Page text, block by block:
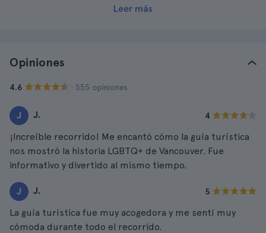
Leer más
Opiniones
4.6 · 555 opiniones
J J. 4
¡Increíble recorrido! Me encantó cómo la guía turística
nos mostró la historia LGBTQ+ de Vancouver. Fue
informativo y divertido al mismo tiempo.
J J. 5
La guía turística fue muy acogedora y me sentí muy
cómoda durante todo el recorrido.